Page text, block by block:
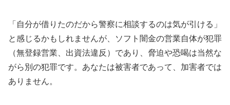
「自分が借りたのだから警察に相談するのは気が引ける」
と感じるかもしれませんが、ソフト闇金の営業自体が犯罪
（無登録営業、出資法違反）であり、脅迫や恐喝は当然な
がら別の犯罪です。あなたは被害者であって、加害者では
ありません。